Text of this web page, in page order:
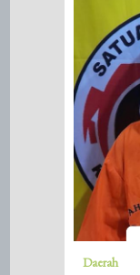
Daerah